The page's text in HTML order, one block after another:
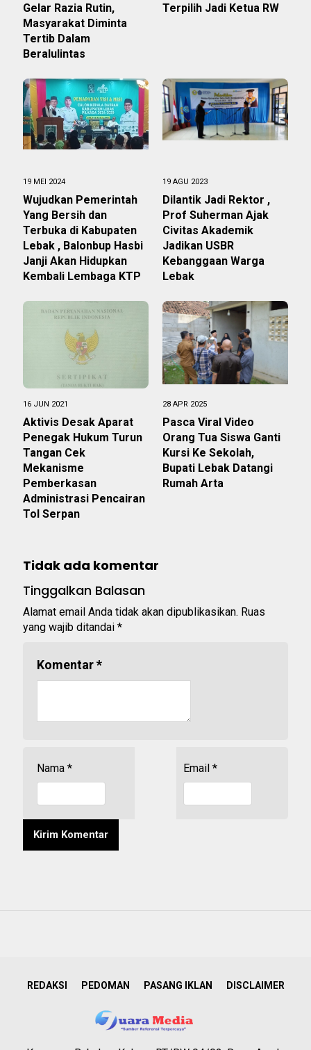
Gelar Razia Rutin,
Masyarakat Diminta
Tertib Dalam
Beralulintas
Terpilih Jadi Ketua RW
19 MEI 2024
Wujudkan Pemerintah
Yang Bersih dan
Terbuka di Kabupaten
Lebak , Balonbup Hasbi
Janji Akan Hidupkan
Kembali Lembaga KTP
19 AGU 2023
Dilantik Jadi Rektor ,
Prof Suherman Ajak
Civitas Akademik
Jadikan USBR
Kebanggaan Warga
Lebak
16 JUN 2021
Aktivis Desak Aparat
Penegak Hukum Turun
Tangan Cek
Mekanisme
Pemberkasan
Administrasi Pencairan
Tol Serpan
28 APR 2025
Pasca Viral Video
Orang Tua Siswa Ganti
Kursi Ke Sekolah,
Bupati Lebak Datangi
Rumah Arta
Tidak ada komentar
Tinggalkan Balasan
Alamat email Anda tidak akan dipublikasikan. Ruas
yang wajib ditandai *
Komentar*
Nama * Email *
REDAKSI PEDOMAN PASANG IKLAN DISCLAIMER